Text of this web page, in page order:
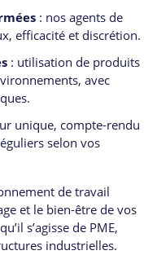
: nos agents de
efficacité et discrétion.
: utilisation de produits
avec
unique, compte-rendu
selon vos
de travail
et le bien-être de vos
s’agisse de PME,
industrielles.